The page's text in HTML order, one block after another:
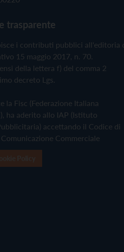
trasparente
i contributi pubblici all'editoria
15 maggio 2017, n. 70.
della lettera f) del comma 2
decreto Lgs.
la Fisc (Federazione Italiana
ha aderito allo IAP (Istituto
accettando il Codice di
Commerciale